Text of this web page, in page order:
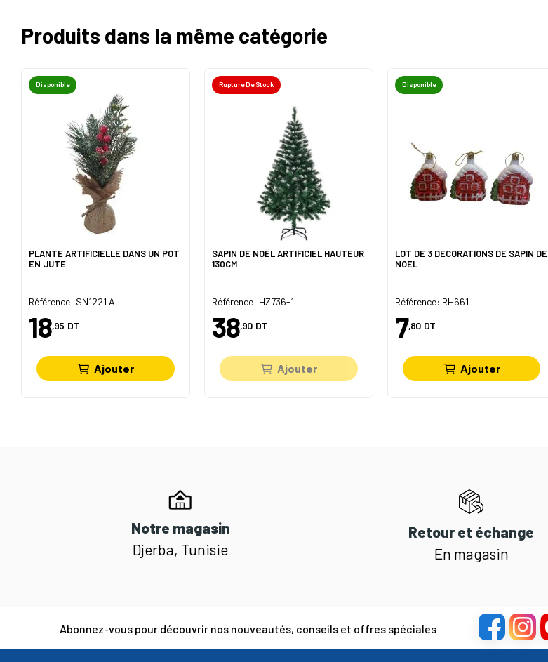
Produits dans la même catégorie
Disponible
PLANTE ARTIFICIELLE DANS UN POT
EN JUTE
Référence: SN1221 A
18,95 DT
Ajouter
Rupture De Stock
SAPIN DE NOËL ARTIFICIEL HAUTEUR
130CM
Référence: HZ736-1
38,90 DT
Ajouter
Disponible
LOT DE 3 DECORATIONS DE SAPIN DE
NOEL
Référence: RH661
7,80 DT
Ajouter
Notre magasin
Djerba, Tunisie
Retour et échange
En magasin
Abonnez-vous pour découvrir nos nouveautés, conseils et offres spéciales